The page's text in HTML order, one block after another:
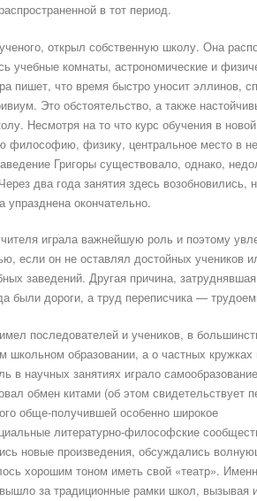
в тот период.
открыл собственную школу. Она
учебные комнаты, астрономические и
пишет, что время быстро уносит эллинов,
Это обстоятельство, а также
Несмотря на то что курс обучения в
философию, физику, центральное место в
Григоры существовало, однако,
два года занятия здесь возобновились,
окончательно.
играла важнейшую роль и поэтому
если он не оставлял достойных учеников
заведений. Другая причина,
были дороги, а труд переписчика —
последователей и учеников, в
школьном образовании, а о частных
в научных занятиях играло
обмен китами (об этом свидетельствует
обще-получившей особенно широкое
литературно-философские
новые произведения, обсуждались
хорошим тоном иметь свой «театр».
за традиционные рамки школ, вызывая